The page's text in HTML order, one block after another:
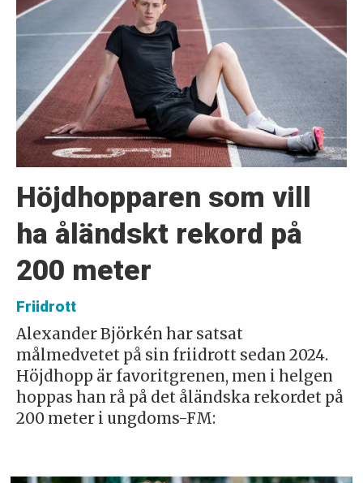
Höjdhopparen som vill
ha åländskt rekord på
200 meter
Friidrott
Alexander Björkén har satsat
målmedvetet på sin friidrott sedan 2024.
Höjdhopp är favoritgrenen, men i helgen
hoppas han rå på det åländska rekordet på
200 meter i ungdoms-FM: